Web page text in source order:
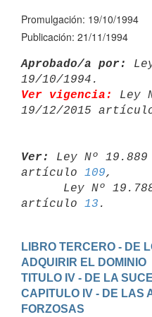
Promulgación: 19/10/1994
Publicación: 21/11/1994
Aprobado/a por:
Ver vigencia:
Ley
19/12/2015
Ver:
Ley Nº
artículo 109,
artículo 13
LIBRO TERCERO - DE
ADQUIRIR EL DOMINIO
TITULO IV - DE LA
CAPITULO IV - DE LAS
FORZOSAS